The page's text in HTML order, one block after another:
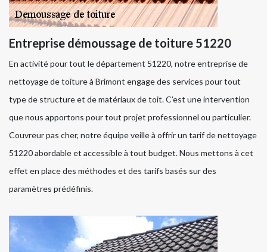
Entreprise démoussage de toiture 51220
En activité pour tout le département 51220, notre entreprise de
nettoyage de toiture à Brimont engage des services pour tout
type de structure et de matériaux de toit. C’est une intervention
que nous apportons pour tout projet professionnel ou particulier.
Couvreur pas cher, notre équipe veille à offrir un tarif de nettoyage
51220 abordable et accessible à tout budget. Nous mettons à cet
effet en place des méthodes et des tarifs basés sur des
paramètres prédéfinis.